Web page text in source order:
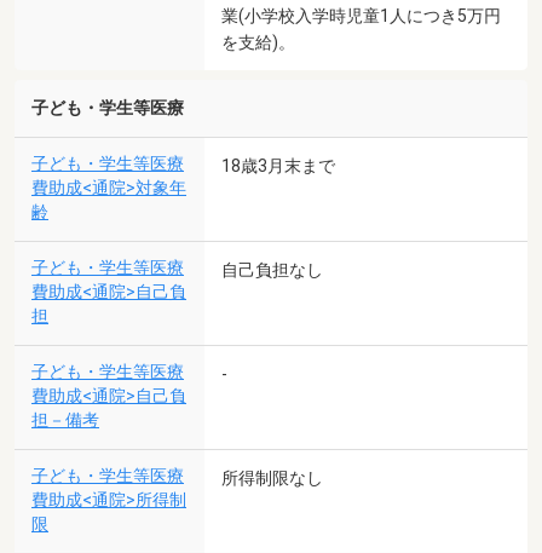
業(小学校入学時児童1人につき5万円
を支給)。
子ども・学生等医療
子ども・学生等医療
費助成<通院>対象年
齢
18歳3月末まで
子ども・学生等医療
費助成<通院>自己負
担
自己負担なし
子ども・学生等医療
費助成<通院>自己負
担－備考
-
子ども・学生等医療
費助成<通院>所得制
限
所得制限なし